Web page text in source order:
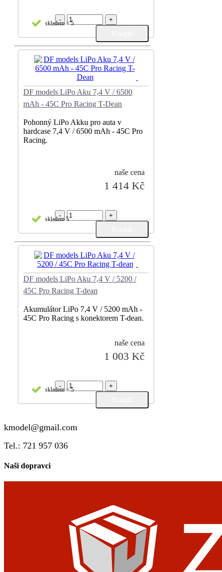
skladem > 5
- +
DF models LiPo Aku 7,4 V / 6500
mAh - 45C Pro Racing T-Dean
Pohonný LiPo Akku pro auta v
hardcase 7,4 V / 6500 mAh - 45C Pro
Racing.
naše cena
1 414 Kč
skladem 5
- +
DF models LiPo Aku 7,4 V / 5200 /
45C Pro Racing T-dean
Akumulátor LiPo 7,4 V / 5200 mAh -
45C Pro Racing s konektorem T-dean.
naše cena
1 003 Kč
skladem > 5
- +
kmodel@gmail.com
Tel.: 721 957 036
Naši dopravci